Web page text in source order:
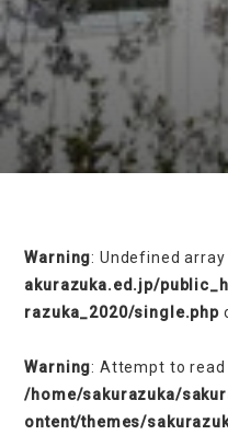
on line230
Warning: Undefined array
akurazuka.ed.jp/
razuka_2020/single.php
Warning: Attempt to
/home/sakurazuka/
ontent/themes/